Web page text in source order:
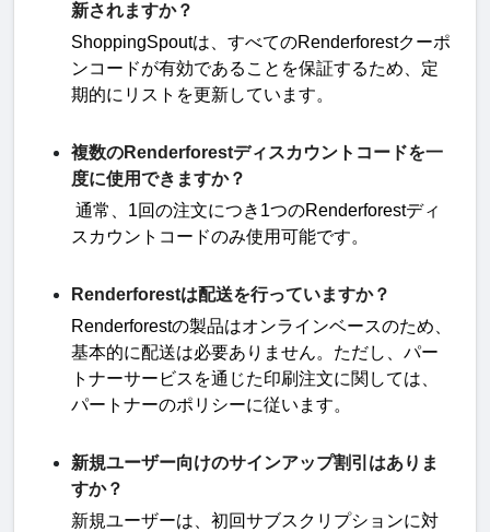
新されますか？
ShoppingSpoutは、すべてのRenderforestクーポ
ンコードが有効であることを保証するため、定
期的にリストを更新しています。
複数のRenderforestディスカウントコードを一
度に使用できますか？
通常、 1回の注文につき 1つのRenderforestディ
スカウントコードのみ使用可能です。
Renderforestは配送を行っていますか？
Renderforestの製品はオンラインベースのため、
基本的に配送は必要ありません。ただし、パー
トナーサービスを通じた印刷注文に関しては、
パートナーのポリシーに従います。
新規ユーザー向けのサインアップ割引はありま
すか？
新規ユーザーは、初回サブスクリプションに対